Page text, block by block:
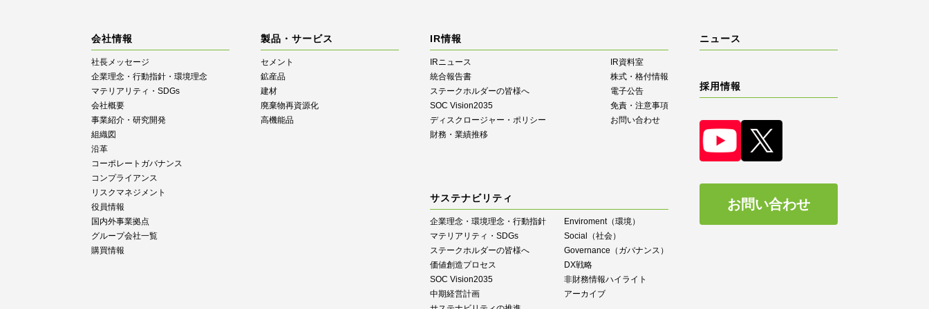
会社情報
社長メッセージ
企業理念・行動指針・環境理念
マテリアリティ・SDGs
会社概要
事業紹介・研究開発
組織図
沿革
コーポレートガバナンス
コンプライアンス
リスクマネジメント
役員情報
国内外事業拠点
グループ会社一覧
購買情報
製品・サービス
セメント
鉱産品
建材
廃棄物再資源化
高機能品
IR情報
IRニュース
統合報告書
ステークホルダーの皆様へ
SOC Vision2035
ディスクロージャー・ポリシー
財務・業績推移
IR資料室
株式・格付情報
電子公告
免責・注意事項
お問い合わせ
サステナビリティ
企業理念・環境理念・行動指針
マテリアリティ・SDGs
ステークホルダーの皆様へ
価値創造プロセス
SOC Vision2035
中期経営計画
Enviroment（環境）
Social（社会）
Governance（ガバナンス）
DX戦略
⾮財務情報ハイライト
アーカイブ
ニュース
採用情報
お問い合わせ